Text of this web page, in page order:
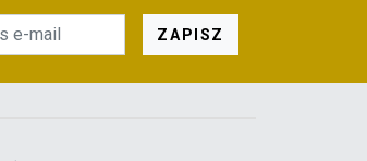
ZAPISZ